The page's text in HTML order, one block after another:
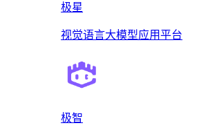
极星
视觉语言大模型应用平台
极智